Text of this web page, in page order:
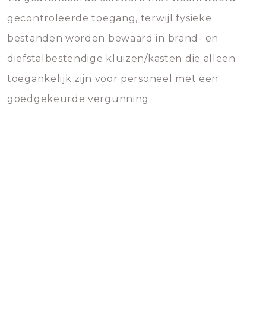
gecontroleerde toegang, terwijl fysieke
bestanden worden bewaard in brand- en
diefstalbestendige kluizen/kasten die alleen
toegankelijk zijn voor personeel met een
goedgekeurde vergunning.